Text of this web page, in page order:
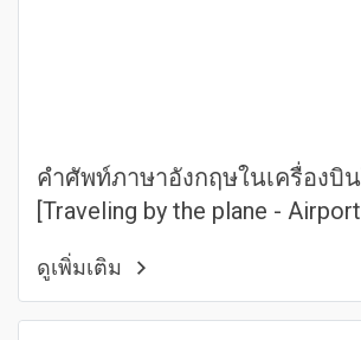
คำศัพท์ภาษาอังกฤษในเครื่องบิ
[Traveling by the plane -
ดูเพิ่มเติม